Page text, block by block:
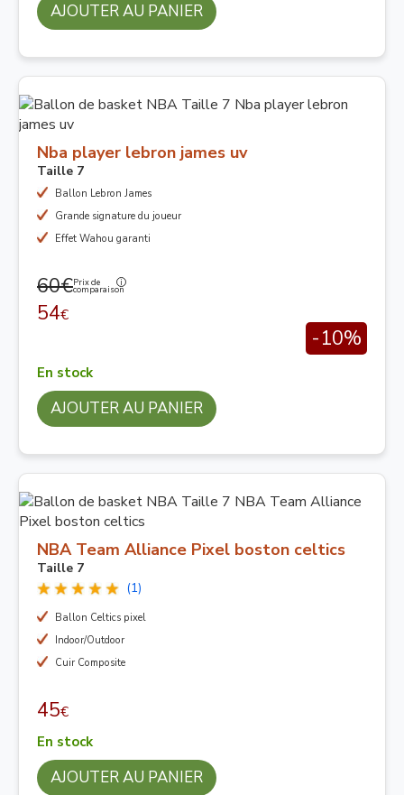
AJOUTER AU PANIER
Nba player lebron james uv
Taille 7
Ballon Lebron James
Grande signature du joueur
Effet Wahou garanti
60€Prix de
comparaison
54€
-10%
En stock
AJOUTER AU PANIER
NBA Team Alliance Pixel boston celtics
Taille 7
(1)
Ballon Celtics pixel
Indoor/Outdoor
Cuir Composite
45€
En stock
AJOUTER AU PANIER